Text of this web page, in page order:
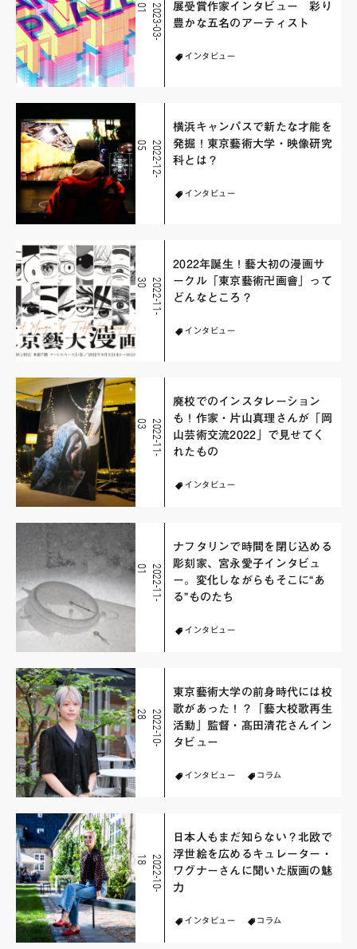
2
0
2
3
-
0
3
-
0
1
展受賞作家インタビュー 彩り
豊かな五名のアーティスト
インタビュー
2
0
2
2
-
1
2
-
0
5
横浜キャンパスで新たな才能を
発掘！東京藝術大学・映像研究
科とは？
インタビュー
2
0
2
2
-
1
1
-
3
0
2022年誕生！藝大初の漫画サ
ークル「東京藝術卍画會」って
どんなところ？
インタビュー
2
0
2
2
-
1
1
-
0
3
廃校でのインスタレーション
も！作家・片山真理さんが「岡
山芸術交流2022」で見せてく
れたもの
インタビュー
2
0
2
2
-
1
1
-
0
1
ナフタリンで時間を閉じ込める
彫刻家、宮永愛子インタビュ
ー。変化しながらもそこに“あ
る”ものたち
インタビュー
2
0
2
2
-
1
0
-
2
8
東京藝術大学の前身時代には校
歌があった！？「藝大校歌再生
活動」監督・髙田清花さんイン
タビュー
インタビュー コラム
2
0
2
2
-
1
0
-
1
8
日本人もまだ知らない？北欧で
浮世絵を広めるキュレーター・
ワグナーさんに聞いた版画の魅
力
インタビュー コラム